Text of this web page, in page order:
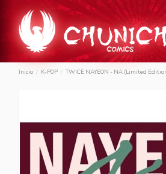
Inicio K-POP TWICE NAYEON - NA (Limited